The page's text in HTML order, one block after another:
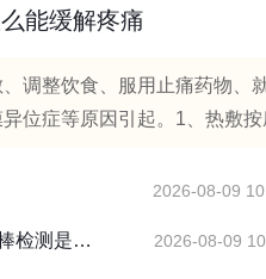
能缓解疼痛
调整饮食、服用止痛药物、
位症等原因引起。1、热敷
2026-08-09
是否怀孕 2026-08-09